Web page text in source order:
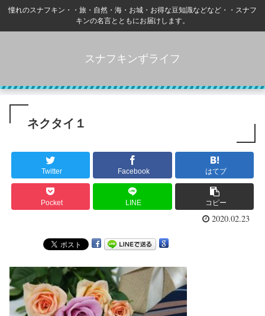
憧れのスナフキン・・旅・自然・海・お城・お得な豆知識などなど・・スナフ
キンの名言とともにお届けします。
スナフキンずライフ
ネクタイ１
Twitter Facebook はてブ
Pocket LINE コピー
2020.02.23